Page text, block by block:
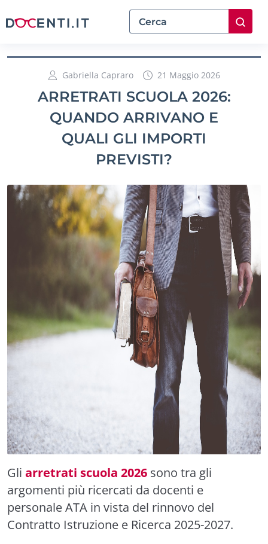
Gabriella Capraro 21 Maggio 2026
ARRETRATI SCUOLA 2026:
QUANDO ARRIVANO E
QUALI GLI IMPORTI
PREVISTI?
Gli arretrati scuola 2026 sono tra gli
argomenti più ricercati da docenti e
personale ATA in vista del rinnovo del
Contratto Istruzione e Ricerca 2025-2027.